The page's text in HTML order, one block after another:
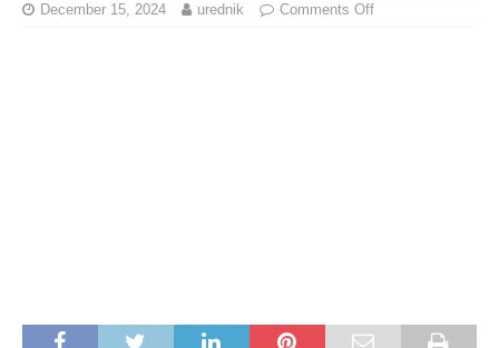
December 15, 2024 urednik Comments Off